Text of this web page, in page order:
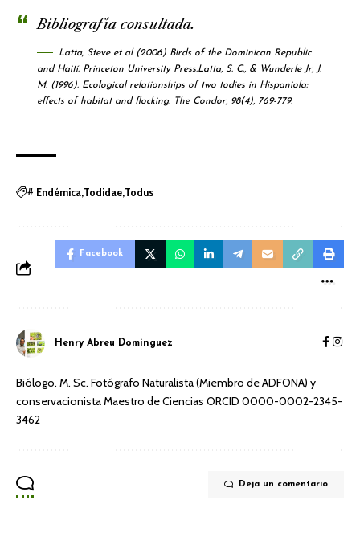
Bibliografía consultada.
Latta, Steve et al (2006) Birds of the Dominican Republic
and Haití. Princeton University Press.Latta, S. C., & Wunderle Jr, J.
M. (1996). Ecological relationships of two todies in Hispaniola:
effects of habitat and flocking. The Condor, 98(4), 769-779.
# Endémica Todidae Todus
Facebook
Henry Abreu Dominguez
Biólogo. M. Sc. Fotógrafo Naturalista (Miembro de ADFONA) y
conservacionista Maestro de Ciencias ORCID 0000-0002-2345-
3462
Deja un comentario